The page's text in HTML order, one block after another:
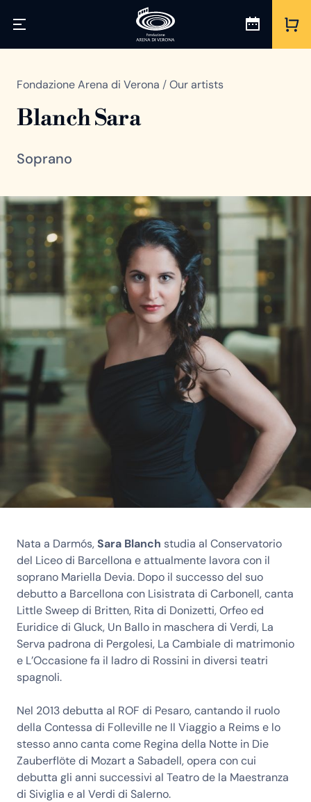
Fondazione Arena di Verona /Our artists
Blanch Sara
Soprano
Nata a Darmós,Sara Blanch studia al Conservatorio
del Liceo di Barcellona e attualmente lavora con il
soprano Mariella Devia. Dopo il successo del suo
debutto a Barcellona con Lisistrata di Carbonell, canta
Little Sweep di Britten, Rita di Donizetti, Orfeo ed
Euridice di Gluck, Un Ballo in maschera di Verdi, La
Serva padrona di Pergolesi, La Cambiale di matrimonio
e L’Occasione fa il ladro di Rossini in diversi teatri
spagnoli.
Nel 2013 debutta al ROF di Pesaro, cantando il ruolo
della Contessa di Folleville ne Il Viaggio a Reims e lo
stesso anno canta come Regina della Notte in Die
Zauberflöte di Mozart a Sabadell, opera con cui
debutta gli anni successivi al Teatro de la Maestranza
di Siviglia e al Verdi di Salerno.